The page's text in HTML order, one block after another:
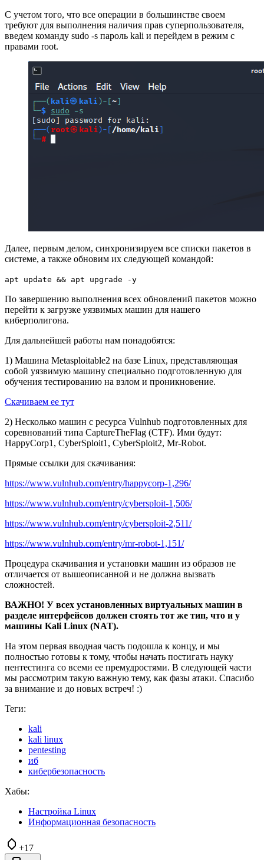
С учетом того, что все операции в большинстве своем
требуют для выполнения наличия прав суперпользователя,
введем команду sudo -s пароль kali и перейдем в режим с
правами root.
Далее, первым делом, синхронизируем все списки пакетов в
системе, а также обновим их следующей командой:
apt update && apt upgrade -y
По завершению выполнения всех обновлений пакетов можно
перейти к загрузке уязвимых машин для нашего
киберполигона.
Для дальнейшей работы нам понадобятся:
1) Машина Metasploitable2 на базе Linux, представляющая
собой уязвимую машину специально подготовленную для
обучения тестированию на взлом и проникновение.
Скачиваем ее тут
2) Несколько машин с ресурса Vulnhub подготовленных для
соревнований типа CaptureTheFlag (CTF). Ими будут:
HappyCorp1, CyberSploit1, CyberSploit2, Mr-Robot.
Прямые ссылки для скачивания:
https://www.vulnhub.com/entry/happycorp-1,296/
https://www.vulnhub.com/entry/cybersploit-1,506/
https://www.vulnhub.com/entry/cybersploit-2,511/
https://www.vulnhub.com/entry/mr-robot-1,151/
Процедура скачивания и установки машин из образов не
отличается от вышеописанной и не должна вызвать
сложностей.
ВАЖНО! У всех установленных виртуальных машин в
разделе интерфейсов должен стоять тот же тип, что и у
машины Kali Linux (NAT).
На этом первая вводная часть подошла к концу, и мы
полностью готовы к тому, чтобы начать постигать науку
пентестинга со всеми ее премудростями. В следующей части
мы рассмотрим такую важную тему, как фазы атаки. Спасибо
за внимание и до новых встреч! :)
Теги:
kali
kali linux
pentesting
иб
кибербезопасность
Хабы:
Настройка Linux
Информационная безопасность
+17